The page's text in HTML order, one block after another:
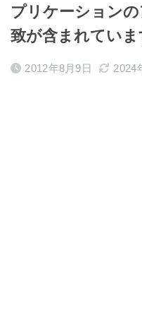
プリケーション
致が含まれていま
2012年8月9日 2024